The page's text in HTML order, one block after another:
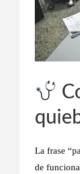
La frase “
de